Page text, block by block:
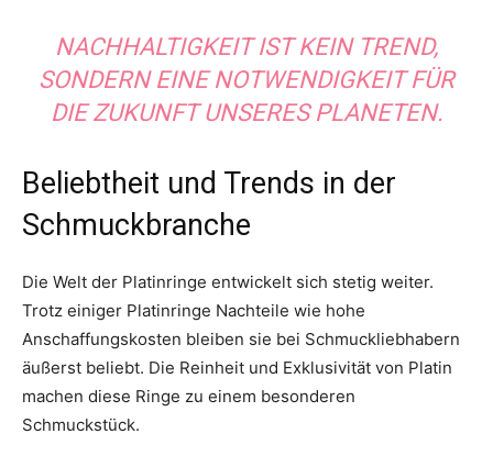
NACHHALTIGKEIT IST KEIN TREND,
SONDERN EINE NOTWENDIGKEIT FÜR
DIE ZUKUNFT UNSERES PLANETEN.
Beliebtheit und Trends in der
Schmuckbranche
Die Welt der Platinringe entwickelt sich stetig weiter.
Trotz einiger Platinringe Nachteile wie hohe
Anschaffungskosten bleiben sie bei Schmuckliebhabern
äußerst beliebt. Die Reinheit und Exklusivität von Platin
machen diese Ringe zu einem besonderen
Schmuckstück.